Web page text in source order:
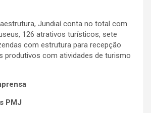
Jundiaí conta no total com
126 atrativos turísticos, sete
com estrutura para recepção
produtivos com atividades de turismo
PMJ